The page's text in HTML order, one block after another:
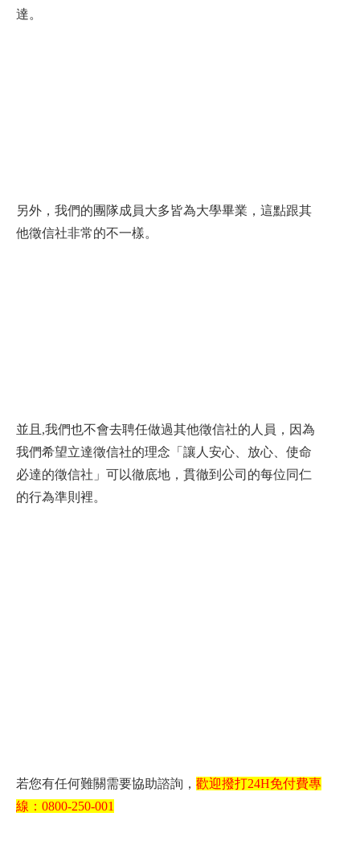
達。
另外，我們的團隊成員大多皆為大學畢業，這點跟其
他徵信社非常的不一樣。
並且,我們也不會去聘任做過其他徵信社的人員，因為
我們希望立達徵信社的理念「讓人安心、放心、使命
必達的徵信社」可以徹底地，貫徹到公司的每位同仁
的行為準則裡。
若您有任何難關需要協助諮詢， 歡迎撥打24H免付費專
線：0800-250-001